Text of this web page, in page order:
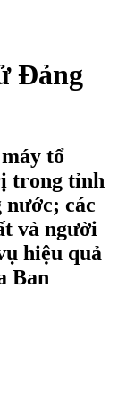
Đảng
tổ
trong tỉnh
các
và người
hiệu quả
Ban